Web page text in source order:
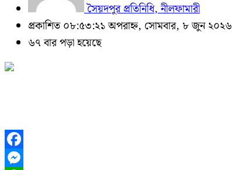
সৈয়দপুর প্রতিনিধি, নীলফামারী
প্রকাশিত ০৮:৫৩:২১ অপরাহ্ন, সোমবার, ৮ জুন ২০২৬
৬৭ বার পড়া হয়েছে
Facebook